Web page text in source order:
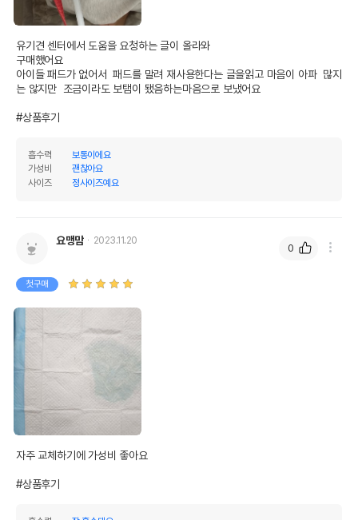
유기견 센터에서 도움을 요청하는 글이 올라와
구매했어요
아이들 패드가 없어서  패드를 말려 재사용한다는 글을읽고 마음이 아파  많지
는 않지만  조금이라도 보탬이 됐음하는마음으로 보냈어요
#상품후기
흡수력
보통이에요
가성비
괜찮아요
사이즈
정사이즈예요
요맹맘 2023.11.20
첫구매
자주 교체하기에 가성비 좋아요
#상품후기
0